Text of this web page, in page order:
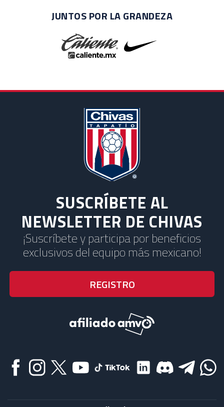
JUNTOS POR LA GRANDEZA
SUSCRÍBETE AL
NEWSLETTER DE CHIVAS
¡Suscríbete y participa por beneficios
exclusivos del equipo más mexicano!